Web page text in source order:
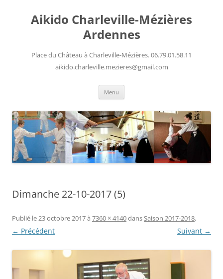
contenuAikido Charleville-Mézières
Ardennes
Place du Château à Charleville-Mézières. 06.79.01.58.11
aikido.charleville.mezieres@gmail.com
Menu
Dimanche 22-10-2017 (5)
Publié le23 octobre 2017à 7360 × 4140dansSaison 2017-2018.
← Précédent Suivant →